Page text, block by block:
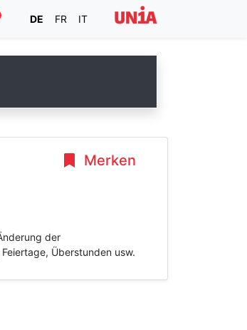
DE FR IT
Merken
der
Überstunden usw.